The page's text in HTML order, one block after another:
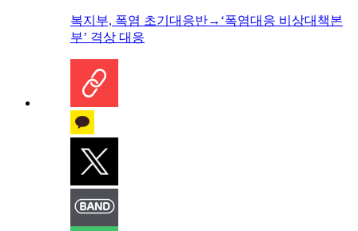
복지부, 폭염 초기대응반→‘폭염대응 비상대책본
부’ 격상 대응